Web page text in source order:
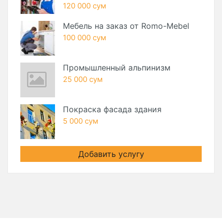
120 000 сум
Мебель на заказ от Romo-Mebel
100 000 сум
Промышленный альпинизм
25 000 сум
Покраска фасада здания
5 000 сум
Добавить услугу